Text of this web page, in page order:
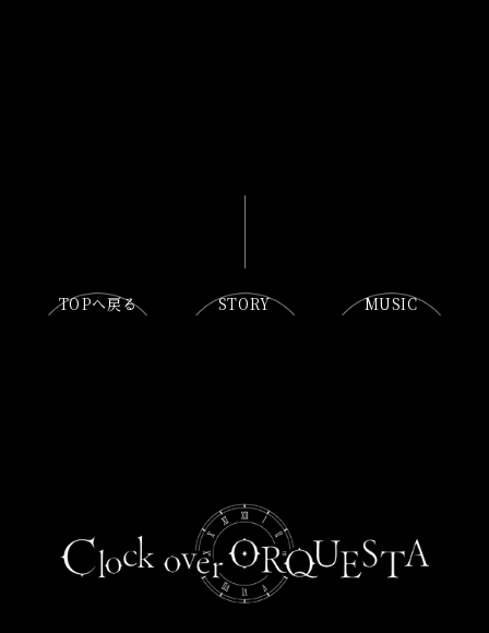
TOPへ戻る STORY MUSIC